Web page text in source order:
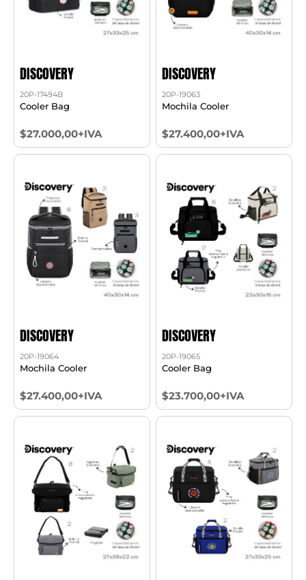
DISCOVERY
20P-17494B
Cooler Bag
$27.000,00+IVA
DISCOVERY
20P-19063
Mochila Cooler
$27.400,00+IVA
DISCOVERY
20P-19064
Mochila Cooler
$27.400,00+IVA
DISCOVERY
20P-19065
Cooler Bag
$23.700,00+IVA